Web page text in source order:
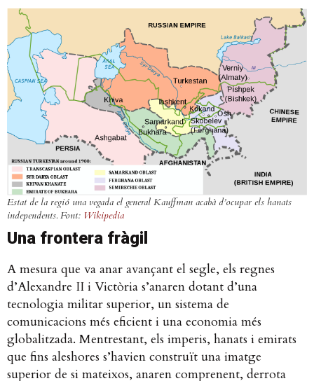
Estat de la regió una vegada el general Kauffman acabà d’ocupar els hanats
independents. Font: Wikipedia
Una frontera fràgil
A mesura que va anar avançant el segle, els regnes
d’Alexandre II i Victòria s’anaren dotant d’una
tecnologia militar superior, un sistema de
comunicacions més eficient i una economia més
globalitzada. Mentrestant, els imperis, hanats i emirats
que fins aleshores s’havien construït una imatge
superior de si mateixos, anaren comprenent, derrota